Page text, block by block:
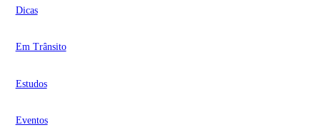
Dicas
Em Trânsito
Estudos
Eventos